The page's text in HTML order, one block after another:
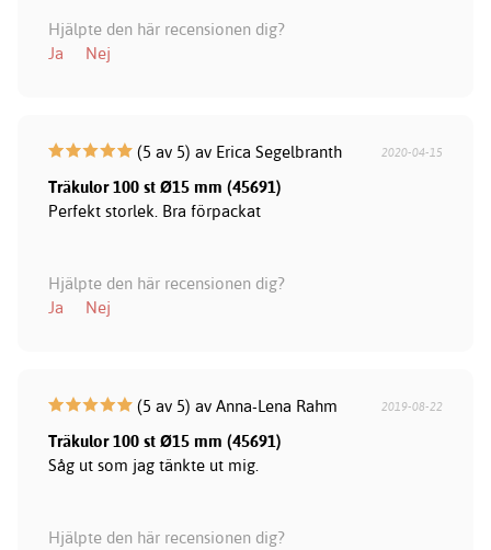
Hjälpte den här recensionen dig?
Ja
Nej
(5 av 5) av Erica Segelbranth 2020-04-15
Träkulor 100 st Ø15 mm (45691)
Perfekt storlek. Bra förpackat
Hjälpte den här recensionen dig?
Ja
Nej
(5 av 5) av Anna-Lena Rahm 2019-08-22
Träkulor 100 st Ø15 mm (45691)
Såg ut som jag tänkte ut mig.
Hjälpte den här recensionen dig?